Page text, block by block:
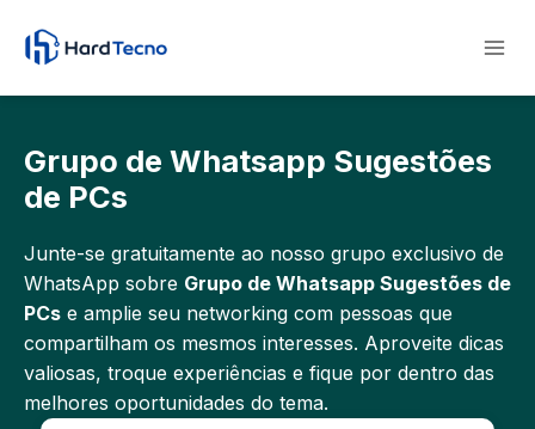
para
Conteúdo
Grupo de Whatsapp Sugestões
de PCs
Junte-se gratuitamente ao nosso grupo exclusivo de
WhatsApp sobre Grupo de Whatsapp Sugestões de
PCs e amplie seu networking com pessoas que
compartilham os mesmos interesses. Aproveite dicas
valiosas, troque experiências e fique por dentro das
melhores oportunidades do tema.